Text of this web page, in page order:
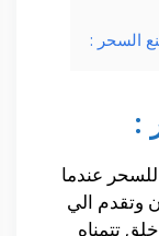
السحر :
:
عندما
وتقدم الي
تتمناه